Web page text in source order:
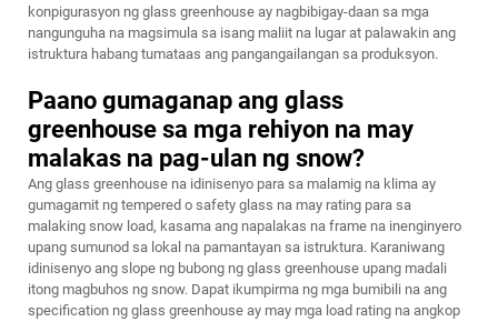
konpigurasyon ng glass greenhouse ay nagbibigay-daan sa mga
nangunguha na magsimula sa isang maliit na lugar at palawakin ang
istruktura habang tumataas ang pangangailangan sa produksyon.
Paano gumaganap ang glass
greenhouse sa mga rehiyon na may
malakas na pag-ulan ng snow?
Ang glass greenhouse na idinisenyo para sa malamig na klima ay
gumagamit ng tempered o safety glass na may rating para sa
malaking snow load, kasama ang napalakas na frame na inenginyero
upang sumunod sa lokal na pamantayan sa istruktura. Karaniwang
idinisenyo ang slope ng bubong ng glass greenhouse upang madali
itong magbuhos ng snow. Dapat ikumpirma ng mga bumibili na ang
specification ng glass greenhouse ay may mga load rating na angkop